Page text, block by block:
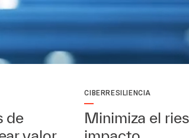
de
CIBERRESILIENCIA
Minimiza el